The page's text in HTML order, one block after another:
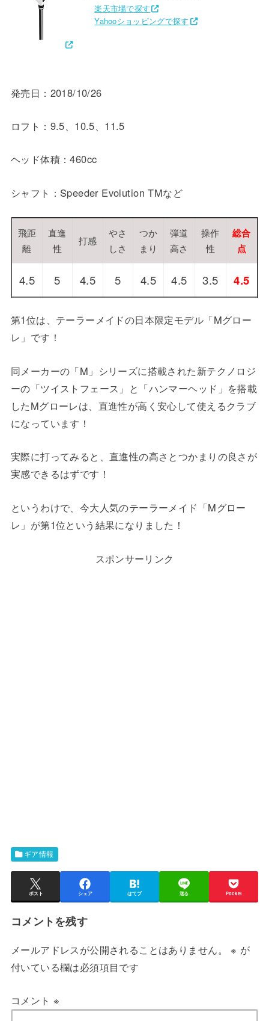
楽天市場で探す
Yahooショッピングで探す
発売日：2018/10/26
ロフト：9.5、10.5、11.5
ヘッド体積：460cc
シャフト：Speeder Evolution TMなど
飛距
離
直進
性
打感
やさ
しさ
つか
まり
弾道
高さ
操作
性
総合
点
4.5 5 4.5 5 4.5 4.5 3.5 4.5
第1位は、テーラーメイドの日本限定モデル「Mグロー
レ」です！
同メーカーの「M」シリーズに搭載された新テクノロジ
ーの「ツイストフェース」と「ハンマーヘッド」を搭載
したMグローレは、直進性が高く安心して使えるクラブ
になっています！
実際に打ってみると、直進性の高さとつかまりの良さが
実感できるはずです！
というわけで、今大人気のテーラーメイド「Mグロー
レ」が第1位という結果になりました！
スポンサーリンク
ギア情報
ポスト シェア はてブ 送る Pocket
コメントを残す
メールアドレスが公開されることはありません。 ※ が
付いている欄は必須項目です
コメント ※